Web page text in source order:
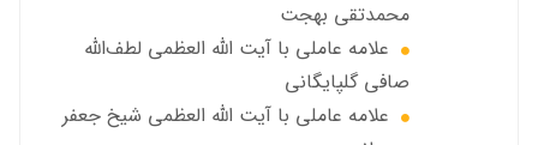
محمدتقی بهجت
علامه عاملي با آیت الله العظمی لطف‌الله
صافی گلپایگانی
علامه عاملی با آيت الله العظمى شيخ جعفر